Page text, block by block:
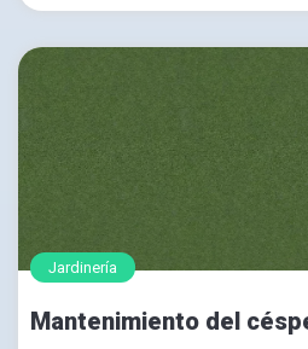
Jardinería
Mantenimiento del